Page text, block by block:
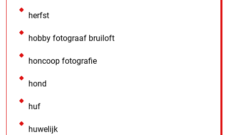
herfst
hobby fotograaf bruiloft
honcoop fotografie
hond
huf
huwelijk